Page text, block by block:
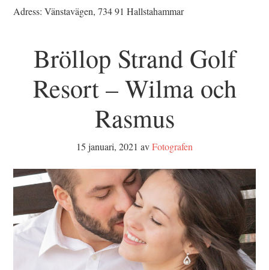
Adress: Vänstavägen, 734 91 Hallstahammar
Bröllop Strand Golf
Resort – Wilma och
Rasmus
15 januari, 2021 avFotografen